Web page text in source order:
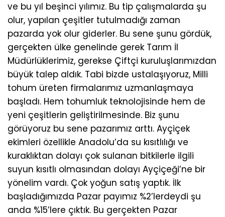
ve bu yıl beşinci yılımız. Bu tip çalışmalarda şu
olur, yapılan çeşitler tutulmadığı zaman
pazarda yok olur giderler. Bu sene şunu gördük,
gerçekten ülke genelinde gerek Tarım İl
Müdürlüklerimiz, gerekse Çiftçi kuruluşlarımızdan
büyük talep aldık. Tabi bizde ustalaşıyoruz, Milli
tohum üreten firmalarımız uzmanlaşmaya
başladı. Hem tohumluk teknolojisinde hem de
yeni çeşitlerin geliştirilmesinde. Biz şunu
görüyoruz bu sene pazarımız arttı. Ayçiçek
ekimleri özellikle Anadolu’da su kısıtlılığı ve
kuraklıktan dolayı çok sulanan bitkilerle ilgili
suyun kısıtlı olmasından dolayı Ayçiçeği’ne bir
yönelim vardı. Çok yoğun satış yaptık. İlk
başladığımızda Pazar payımız %2’lerdeydi şu
anda %15’lere çıktık. Bu gerçekten Pazar